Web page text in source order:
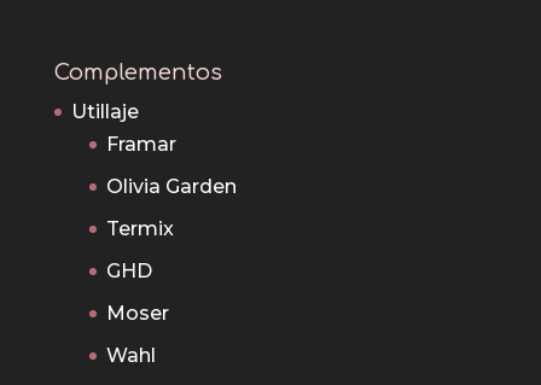
Complementos
Utillaje
Framar
Olivia Garden
Termix
GHD
Moser
Wahl